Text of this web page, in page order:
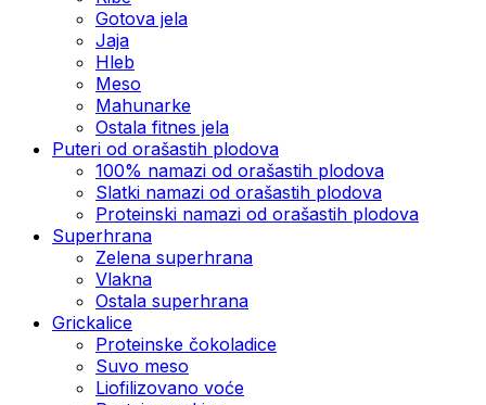
Gotova jela
Јаја
Hleb
Meso
Mahunarke
Ostala fitnes jela
Puteri od orašastih plodova
100% namazi od orašastih plodova
Slatki namazi od orašastih plodova
Proteinski namazi od orašastih plodova
Superhrana
Zelena superhrana
Vlakna
Ostala superhrana
Grickalice
Proteinske čokoladice
Suvo meso
Liofilizovano voće